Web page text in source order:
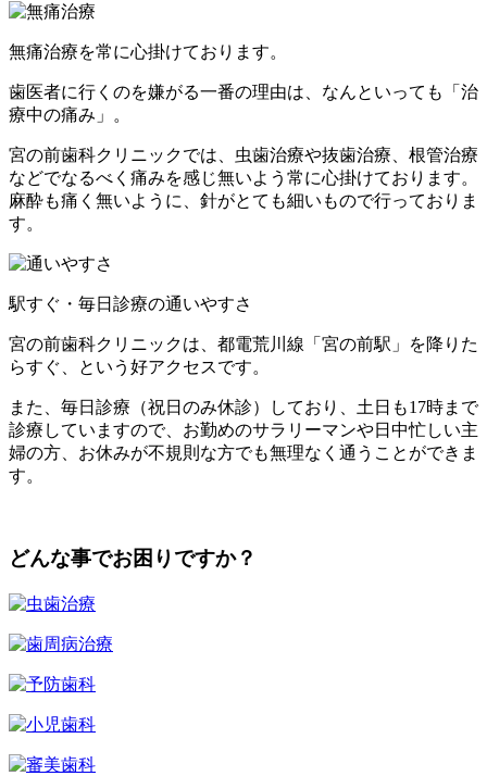
無痛治療を常に心掛けております。
歯医者に行くのを嫌がる一番の理由は、なんといっても「治
療中の痛み」。
宮の前歯科クリニックでは、虫歯治療や抜歯治療、根管治療
などでなるべく痛みを感じ無いよう常に心掛けております。
麻酔も痛く無いように、針がとても細いもので行っておりま
す。
駅すぐ・毎日診療の通いやすさ
宮の前歯科クリニックは、都電荒川線「宮の前駅」を降りた
らすぐ、という好アクセスです。
また、毎日診療（祝日のみ休診）しており、土日も17時まで
診療していますので、お勤めのサラリーマンや日中忙しい主
婦の方、お休みが不規則な方でも無理なく通うことができま
す。
どんな事でお困りですか？